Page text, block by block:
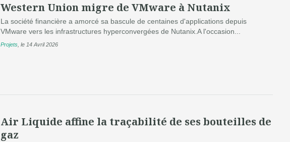
Western Union migre de VMware à Nutanix
La société financière a amorcé sa bascule de centaines d'applications depuis
VMware vers les infrastructures hyperconvergées de Nutanix.A l'occasion...
Projets le 14 Avril 2026
Air Liquide affine la traçabilité de ses bouteilles de
gaz